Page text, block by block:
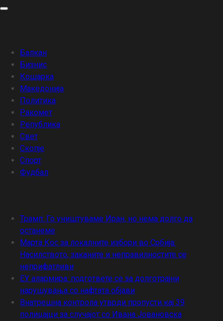
Skip
Балкан
Бизнис
Кошарка
Македонија
Политика
Ракомет
Република
Свет
Скопје
Спорт
Фудбал
Трамп: Го уништуваме Иран, но нема долго да
останеме
Марта Кос за локалните избори во Србија:
Насилството, заканите и неправилностите се
неприфатливи
ЕУ алармира: подгответе се за долготрајни
нарушувања со нафтата објави
Внатрешна контрола утврди пропусти кај 39
полицајци за случајот со Ивана Јовановска